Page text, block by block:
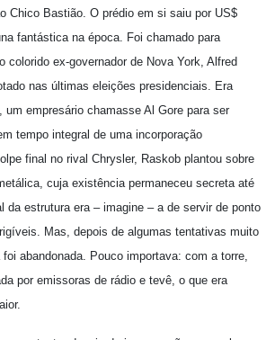
Chico Bastião. O prédio em si saiu por US$
fantástica na época. Foi chamado para
colorido ex-governador de Nova York, Alfred
nas últimas eleições presidenciais. Era
um empresário chamasse Al Gore para ser
tempo integral de uma incorporação
final no rival Chrysler, Raskob plantou sobre
cuja existência permaneceu secreta até
da estrutura era – imagine – a de servir de ponto
Mas, depois de algumas tentativas muito
abandonada. Pouco importava: com a torre,
por emissoras de rádio e tevê, o que era